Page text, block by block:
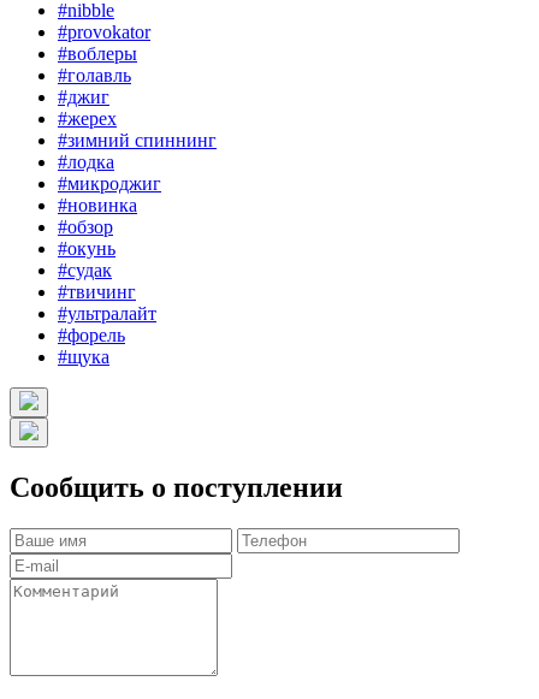
#nibble
#provokator
#воблеры
#голавль
#джиг
#жерех
#зимний спиннинг
#лодка
#микроджиг
#новинка
#обзор
#окунь
#судак
#твичинг
#ультралайт
#форель
#щука
Сообщить о поступлении